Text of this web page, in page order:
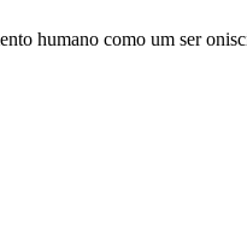
humano como um ser